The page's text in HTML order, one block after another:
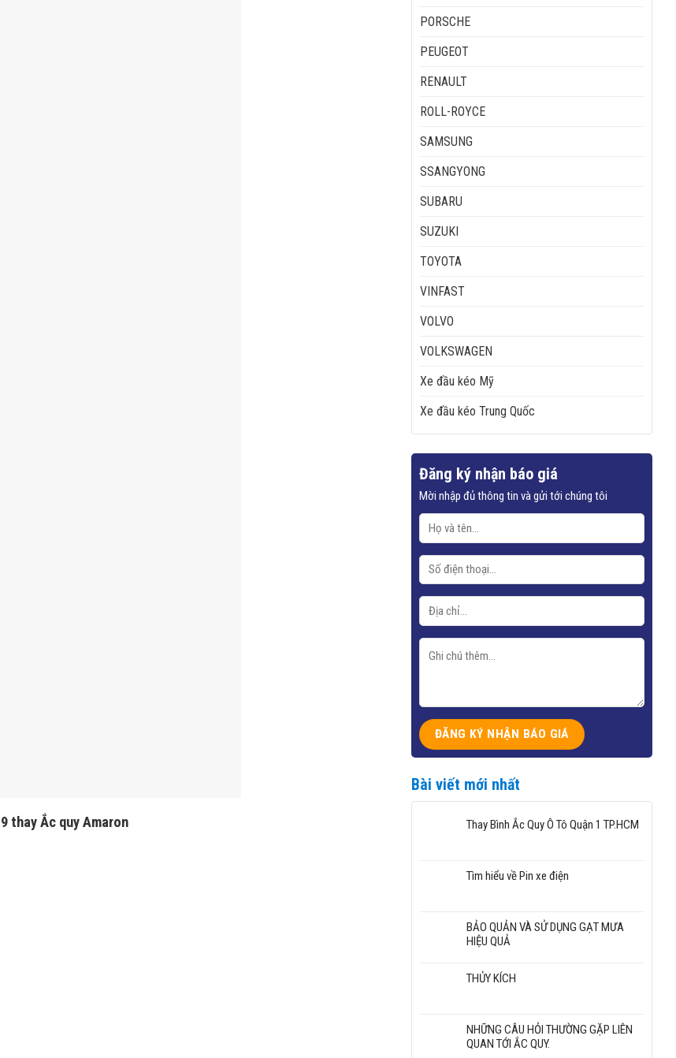
thay Ắc quy Amaron
PORSCHE
PEUGEOT
RENAULT
ROLL-ROYCE
SAMSUNG
SSANGYONG
SUBARU
SUZUKI
TOYOTA
VINFAST
VOLVO
VOLKSWAGEN
Xe đầu kéo Mỹ
Xe đầu kéo Trung Quốc
Đăng ký nhận báo giá
Mời nhập đủ thông tin và gửi tới chúng tôi
Bài viết mới nhất
Thay Bình Ắc Quy Ô Tô Quận 1 TP.HCM
Tìm hiểu về Pin xe điện
BẢO QUẢN VÀ SỬ DỤNG GẠT MƯA
HIỆU QUẢ
THỦY KÍCH
NHỮNG CÂU HỎI THƯỜNG GẶP LIÊN
QUAN TỚI ẮC QUY.